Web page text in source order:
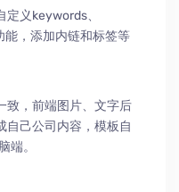
义keywords、
，添加内链和标签等
致，前端图片、文字后
自己公司内容，模板自
端。